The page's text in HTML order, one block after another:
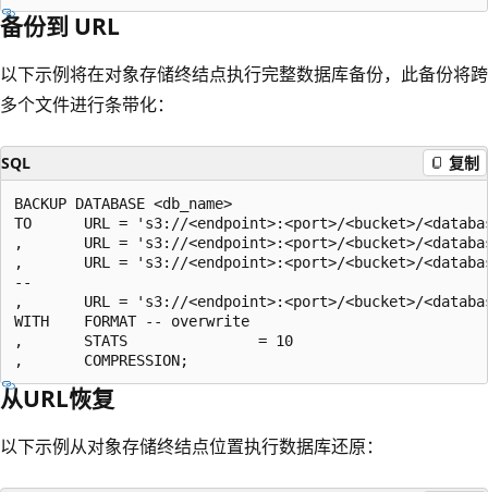
备份到 URL
以下示例将在对象存储终结点执行完整数据库备份，此备份将跨
多个文件进行条带化：
SQL 复制
BACKUP DATABASE <db_name>
TO      URL = 's3://<endpoint>:<port>/<bucket>/
,       URL = 's3://<endpoint>:<port>/<bucket>/
,       URL = 's3://<endpoint>:<port>/<bucket>/
--
,       URL = 's3://<endpoint>:<port>/<bucket>/
WITH    FORMAT -- overwrite
,       STATS               = 10
从URL恢复
以下示例从对象存储终结点位置执行数据库还原：